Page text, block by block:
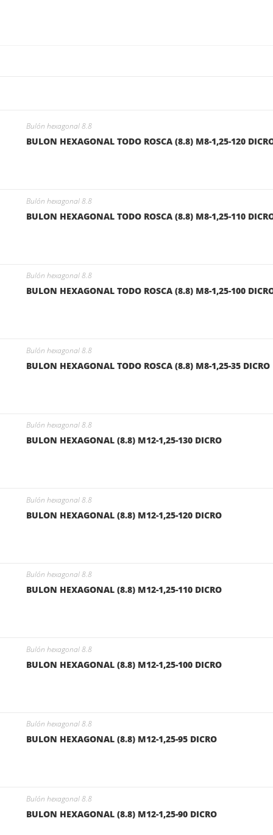
Bulón hexagonal 8.8
BULON HEXAGONAL TODO ROSCA (8.8) M8-1,25-120
Bulón hexagonal 8.8
BULON HEXAGONAL TODO ROSCA (8.8) M8-1,25-110
Bulón hexagonal 8.8
BULON HEXAGONAL TODO ROSCA (8.8) M8-1,25-100
Bulón hexagonal 8.8
BULON HEXAGONAL TODO ROSCA (8.8) M8-1,25-35 DICRO
Bulón hexagonal 8.8
BULON HEXAGONAL (8.8) M12-1,25-130 DICRO
Bulón hexagonal 8.8
BULON HEXAGONAL (8.8) M12-1,25-120 DICRO
Bulón hexagonal 8.8
BULON HEXAGONAL (8.8) M12-1,25-110 DICRO
Bulón hexagonal 8.8
BULON HEXAGONAL (8.8) M12-1,25-100 DICRO
Bulón hexagonal 8.8
BULON HEXAGONAL (8.8) M12-1,25-95 DICRO
Bulón hexagonal 8.8
BULON HEXAGONAL (8.8) M12-1,25-90 DICRO